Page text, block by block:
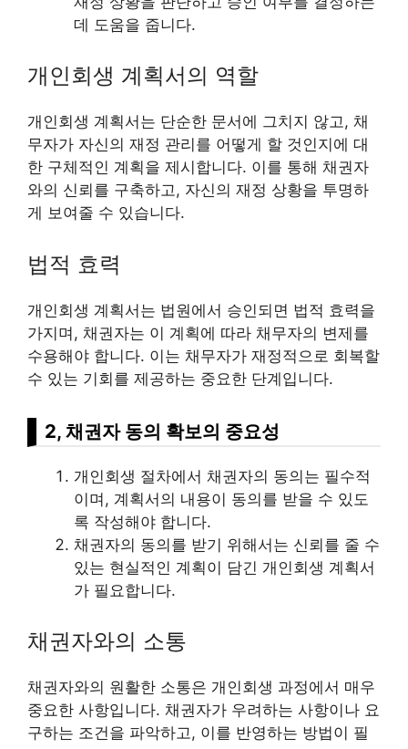
데 도움을 줍니다.
개인회생 계획서의 역할
개인회생 계획서는 단순한 문서에 그치지 않고, 채
무자가 자신의 재정 관리를 어떻게 할 것인지에 대
한 구체적인 계획을 제시합니다. 이를 통해 채권자
와의 신뢰를 구축하고, 자신의 재정 상황을 투명하
게 보여줄 수 있습니다.
법적 효력
개인회생 계획서는 법원에서 승인되면 법적 효력을
가지며, 채권자는 이 계획에 따라 채무자의 변제를
수용해야 합니다. 이는 채무자가 재정적으로 회복할
수 있는 기회를 제공하는 중요한 단계입니다.
2, 채권자 동의 확보의 중요성
개인회생 절차에서 채권자의 동의는 필수적
이며, 계획서의 내용이 동의를 받을 수 있도
록 작성해야 합니다.
채권자의 동의를 받기 위해서는 신뢰를 줄 수
있는 현실적인 계획이 담긴 개인회생 계획서
가 필요합니다.
채권자와의 소통
채권자와의 원활한 소통은 개인회생 과정에서 매우
중요한 사항입니다. 채권자가 우려하는 사항이나 요
구하는 조건을 파악하고, 이를 반영하는 방법이 필